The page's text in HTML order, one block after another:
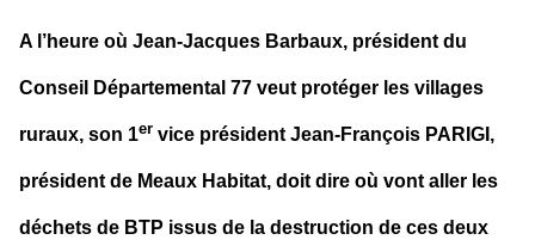
A l’heure où Jean-Jacques Barbaux, président du
Conseil Départemental 77 veut protéger les villages
ruraux, son 1er vice président Jean-François PARIGI,
président de Meaux Habitat, doit dire où vont aller les
déchets de BTP issus de la destruction de ces deux